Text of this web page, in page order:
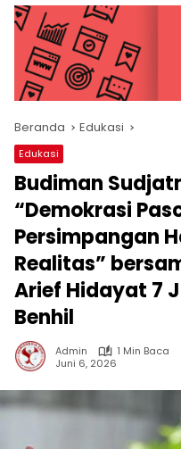
Beranda Edukasi
Edukasi
Budiman
“Demokrasi
Persimpangan
Realitas”
Arief Hidayat 7
Benhil
Admin
1 Min Baca
Juni 6, 2026